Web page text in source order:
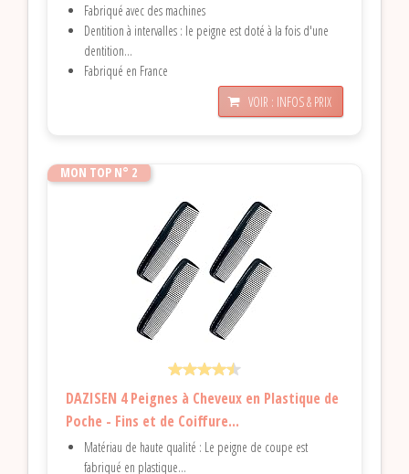
Fabriqué avec des machines
Dentition à intervalles : le peigne est doté à la fois d'une
dentition...
Fabriqué en France
VOIR : INFOS & PRIX
MON TOP N° 2
DAZISEN 4 Peignes à Cheveux en Plastique de
Poche - Fins et de Coiffure...
Matériau de haute qualité : Le peigne de coupe est
fabriqué en plastique...